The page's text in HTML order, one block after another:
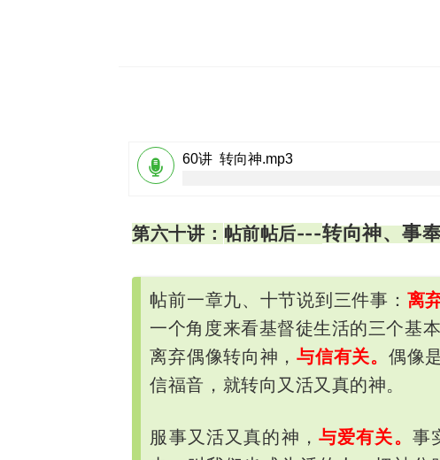
 60讲 转向神.mp3
第六十讲： 帖前帖后---转向神、事
帖前一章九、十节说到三件事： 离
一个角度来看基督徒生活的三个基
离弃偶像转向神，与信有关。 偶像
信福音，就转向又活又真的神。
服事又活又真的神， 与爱有关。 事